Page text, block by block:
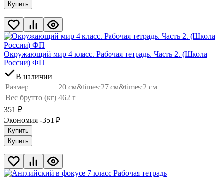
Купить
Окружающий мир 4 класс. Рабочая тетрадь. Часть 2. (Школа
России) ФП
В наличии
Размер
20 см&times;27 см&times;2 см
Вес брутто (кг) 462 г
351 ₽
Экономия -351 ₽
Купить
Купить